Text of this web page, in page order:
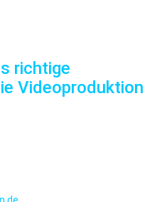
richtige
Videoproduktion